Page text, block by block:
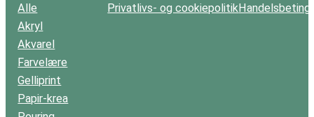
Alle
Akryl
Akvarel
Farvelære
Gelliprint
Papir-krea
Privatlivs- og cookiepolitik